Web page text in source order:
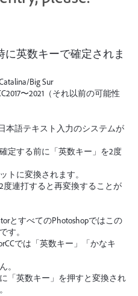
に英数キーで確定されま
Big Sur
〜2021（それ以前の可能性
本語テキスト入力のシステムが
定する前に「英数キー」を2度
トに変換されます。
度連打すると再変換することが
とすべてのPhotoshopではこの
す。
では「英数キー」「かなキ
。
「英数キー」を押すと変換され